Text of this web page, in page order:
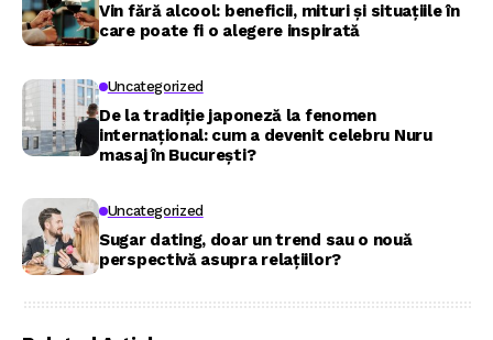
Vin fără alcool: beneficii, mituri și situațiile în
care poate fi o alegere inspirată
Uncategorized
De la tradiție japoneză la fenomen
internațional: cum a devenit celebru Nuru
masaj în București?
Uncategorized
Sugar dating, doar un trend sau o nouă
perspectivă asupra relațiilor?